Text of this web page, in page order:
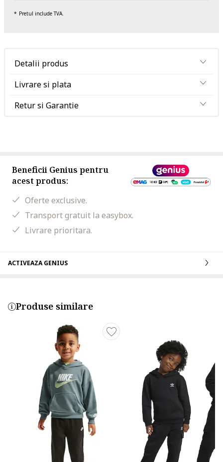
Pretul include TVA.
Detalii produs
Livrare si plata
Retur si Garantie
Beneficii Genius pentru
acest produs:
Oferte exclusive.
Transport gratuit la easybox.
Livrare prioritara.
ACTIVEAZA GENIUS
Produse similare